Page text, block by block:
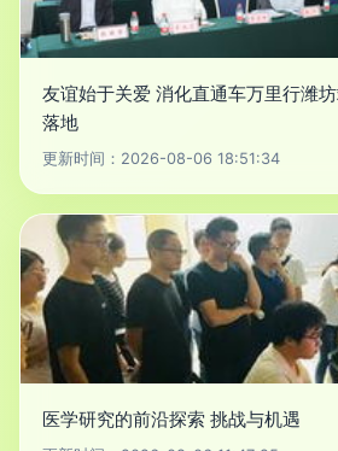
友谊始于关爱 消化直通车万里行潍
落地
更新时间：2026-08-06 18:51:34
医学研究的前沿探索 挑战与机遇